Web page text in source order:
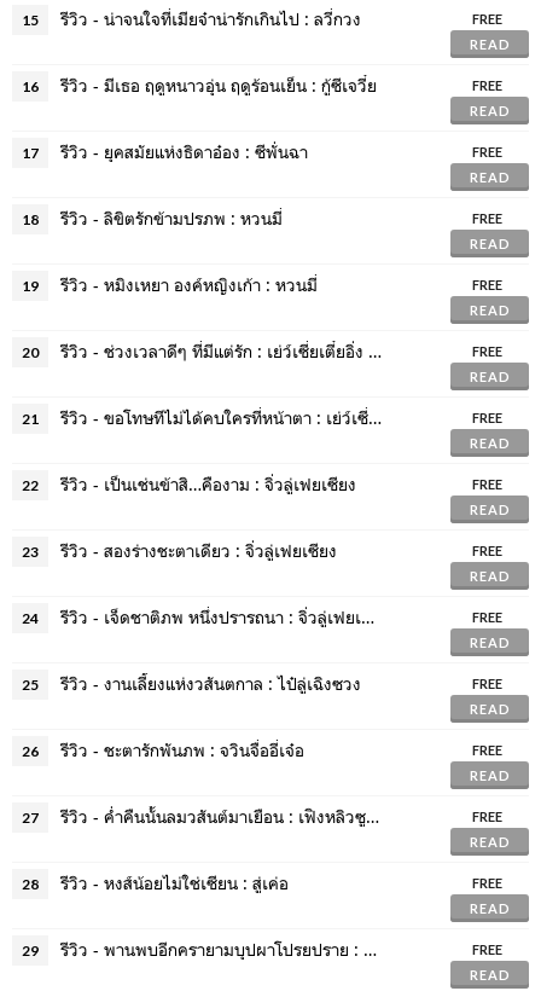
15 รีวิว - น่าจนใจที่เมียจ๋าน่ารักเกินไป : ลวี่กวง
FREE
READ
16 รีวิว - มีเธอ ฤดูหนาวอุ่น ฤดูร้อนเย็น : กู้ซีเจวี๋ย
FREE
READ
17 รีวิว - ยุคสมัยแห่งธิดาอ๋อง : ซีพั่นฉา
FREE
READ
18 รีวิว - ลิขิตรักข้ามปรภพ : หวนมี่
FREE
READ
19 รีวิว - หมิงเหยา องค์หญิงเก้า : หวนมี่
FREE
READ
20 รีวิว - ช่วงเวลาดีๆ ที่มีแต่รัก : เย่ว์เซี่ยเตี๋ยอิ่ง (Yue Xia Die Ying)
FREE
READ
21 รีวิว - ขอโทษทีไม่ได้คบใครที่หน้าตา : เย่ว์เซี่ยเตี๋ยอิ่ง (Yue Xia Die Ying)
FREE
READ
22 รีวิว - เป็นเช่นข้าสิ…คืองาม : จิ่วลู่เฟยเซียง
FREE
READ
23 รีวิว - สองร่างชะตาเดียว : จิ่วลู่เฟยเซียง
FREE
READ
24 รีวิว - เจ็ดชาติภพ หนึ่งปรารถนา : จิ่วลู่เฟยเซียง
FREE
READ
25 รีวิว - งานเลี้ยงแห่งวสันตกาล : ไป๋ลู่เฉิงซวง
FREE
READ
26 รีวิว - ชะตารักพันภพ : จวินจื่ออี่เจ๋อ
FREE
READ
27 รีวิว - ค่ำคืนนั้นลมวสันต์มาเยือน : เฟิงหลิวซูไต (Feng Liu Shu Dai)
FREE
READ
28 รีวิว - หงส์น้อยไม่ใช่เซียน : สู่เค่อ
FREE
READ
29 รีวิว - พานพบอีกครายามบุปผาโปรยปราย : สู่เค่อ (Shu Ke)
FREE
READ